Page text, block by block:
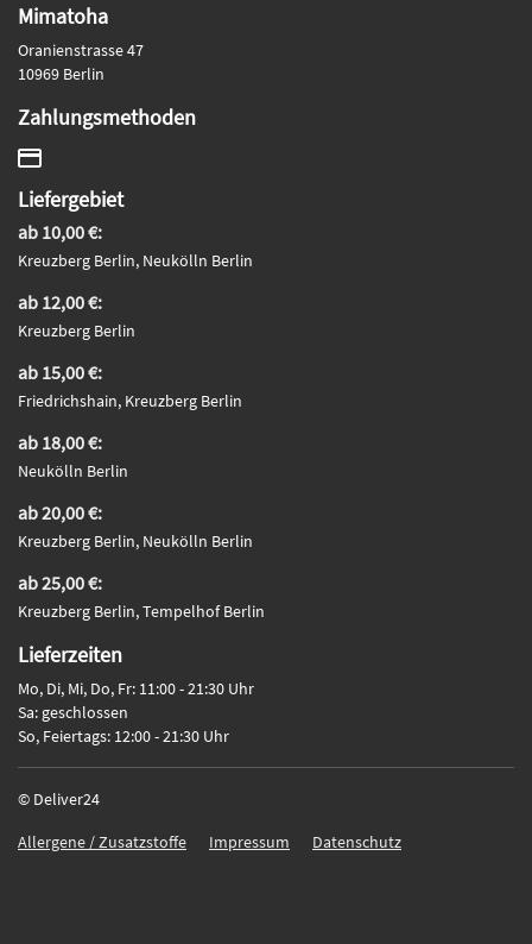
Mimatoha
Oranienstrasse 47
10969 Berlin
Zahlungsmethoden
Liefergebiet
ab 10,00 €:
Kreuzberg Berlin, Neukölln Berlin
ab 12,00 €:
Kreuzberg Berlin
ab 15,00 €:
Friedrichshain, Kreuzberg Berlin
ab 18,00 €:
Neukölln Berlin
ab 20,00 €:
Kreuzberg Berlin, Neukölln Berlin
ab 25,00 €:
Kreuzberg Berlin, Tempelhof Berlin
Lieferzeiten
Mo, Di, Mi, Do, Fr: 11:00 - 21:30 Uhr
Sa: geschlossen
So, Feiertags: 12:00 - 21:30 Uhr
© Deliver24
Allergene / Zusatzstoffe
Impressum Datenschutz